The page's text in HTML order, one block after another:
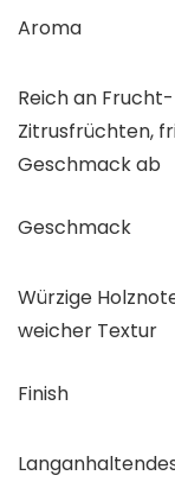
Aroma
Reich an
Zitrusfrüchten,
Geschmack ab
Geschmack
Würzige
weicher Textur
Finish